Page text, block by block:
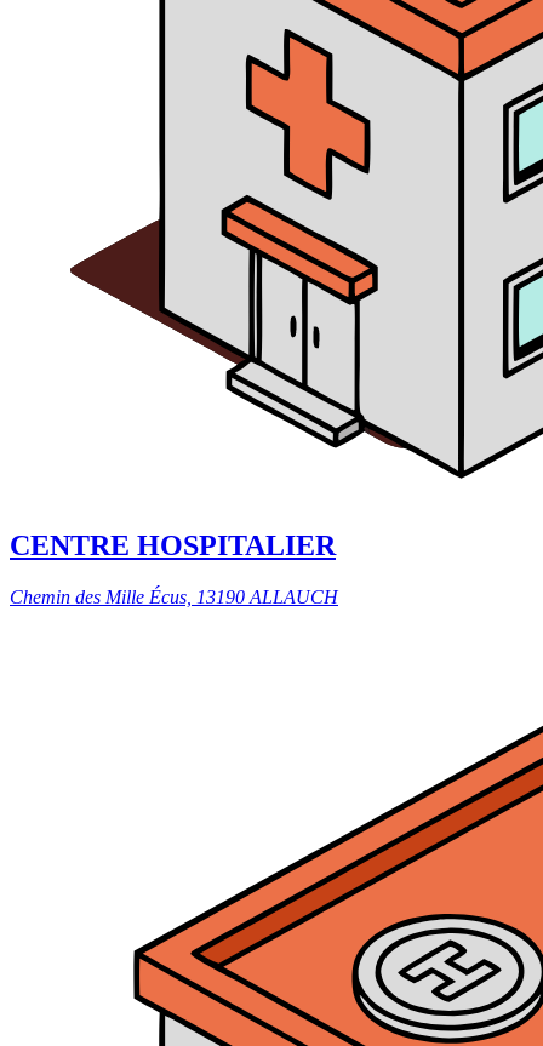
CENTRE HOSPITALIER
Chemin des Mille Écus, 13190 ALLAUCH